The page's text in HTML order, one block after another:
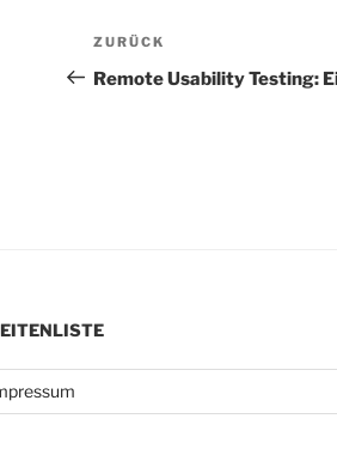
Vorheriger
Beitrag
ZURÜCK
Remote Usability Testing: